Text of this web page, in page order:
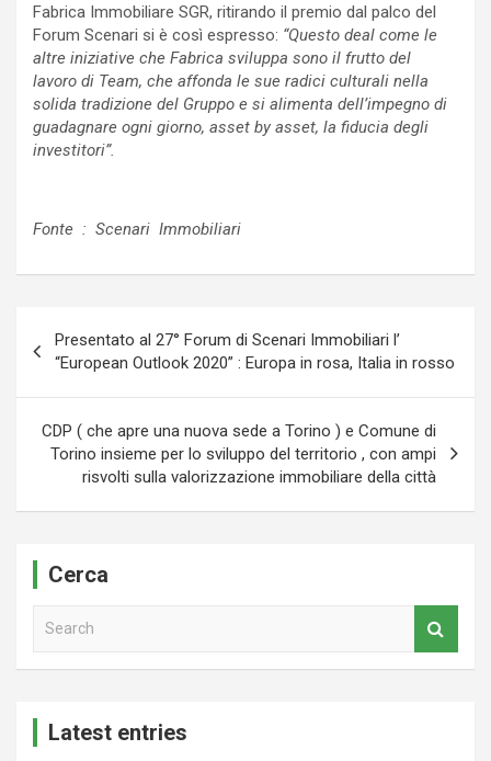
Fabrica Immobiliare SGR, ritirando il premio dal palco del
Forum Scenari si è così espresso: “Questo deal come le
altre iniziative che Fabrica sviluppa sono il frutto del
lavoro di Team, che affonda le sue radici culturali nella
solida tradizione del Gruppo e si alimenta dell’impegno di
guadagnare ogni giorno, asset by asset, la fiducia degli
investitori”.
Fonte : Scenari Immobiliari
articoli
Presentato al 27° Forum di Scenari Immobiliari l’
“European Outlook 2020” : Europa in rosa, Italia in rosso
CDP ( che apre una nuova sede a Torino ) e Comune di
Torino insieme per lo sviluppo del territorio , con ampi
risvolti sulla valorizzazione immobiliare della città
Cerca
Latest entries